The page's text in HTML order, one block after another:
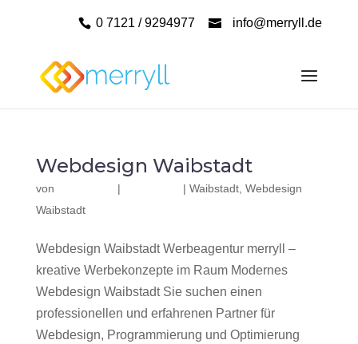
0 7121 / 9294977 info@merryll.de
Webdesign Waibstadt
von | | Waibstadt, Webdesign
Waibstadt
Webdesign Waibstadt Werbeagentur merryll –
kreative Werbekonzepte im Raum Modernes
Webdesign Waibstadt Sie suchen einen
professionellen und erfahrenen Partner für
Webdesign, Programmierung und Optimierung